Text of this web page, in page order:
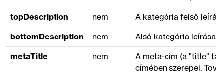
topDescription
nem
A kategória felső
bottomDescription
nem
Alsó kategória leírása.
metaTitle
nem
A meta-cím (a "title"
címében szerepel.